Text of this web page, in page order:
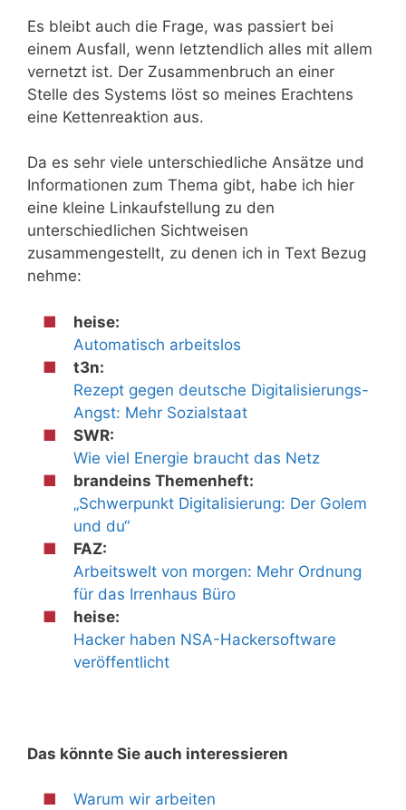
Es bleibt auch die Frage, was passiert bei
einem Ausfall, wenn letztendlich alles mit allem
vernetzt ist. Der Zusammenbruch an einer
Stelle des Systems löst so meines Erachtens
eine Kettenreaktion aus.
Da es sehr viele unterschiedliche Ansätze und
Informationen zum Thema gibt, habe ich hier
eine kleine Linkaufstellung zu den
unterschiedlichen Sichtweisen
zusammengestellt, zu denen ich in Text Bezug
nehme:
heise:
Automatisch arbeitslos
t3n:
Rezept gegen deutsche Digitalisierungs-
Angst: Mehr Sozialstaat
SWR:
Wie viel Energie braucht das Netz
brandeins Themenheft:
„Schwerpunkt Digitalisierung: Der Golem
und du“
FAZ:
Arbeitswelt von morgen: Mehr Ordnung
für das Irrenhaus Büro
heise:
Hacker haben NSA-Hackersoftware
veröffentlicht
Das könnte Sie auch interessieren
Warum wir arbeiten